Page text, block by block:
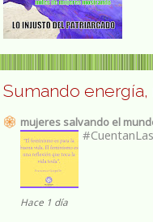
Sumando
mujeres salvando el
Hace 1 día